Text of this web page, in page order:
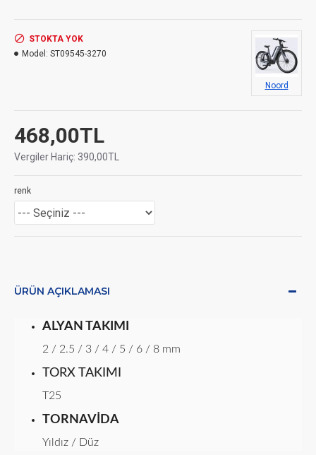
468,00TL
Vergiler Hariç: 390,00TL
STOKTA YOK
Model: ST09545-3270
Noord
renk
ÜRÜN AÇIKLAMASI
ALYAN TAKIMI
2 / 2.5 / 3 / 4 / 5 / 6 / 8 mm
TORX TAKIMI
T25
TORNAVIDA
Yıldız / Düz